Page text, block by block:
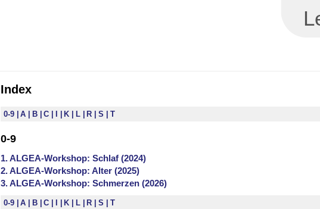
Index
0-9 A B C I K L R S T
0-9
1. ALGEA-Workshop: Schlaf (2024)
2. ALGEA-Workshop: Alter (2025)
3. ALGEA-Workshop: Schmerzen (2026)
0-9 A B C K L R S T